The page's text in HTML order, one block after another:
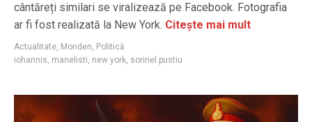
cântăreți similari se viralizează pe Facebook. Fotografia
ar fi fost realizată la New York. Citește mai mult
Actualitate, Monden, Politică
iohannis, manelisti, new york, sorinel pustiu